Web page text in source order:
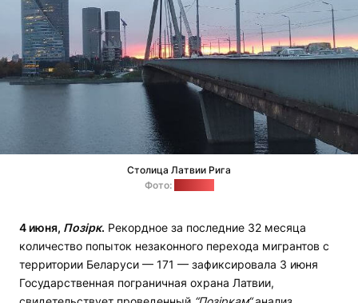
Столица Латвии Рига
Фото:
4 июня, Позірк. Рекордное за последние 32 месяца
количество попыток незаконного перехода мигрантов с
территории Беларуси — 171 — зафиксировала 3 июня
Государственная пограничная охрана Латвии,